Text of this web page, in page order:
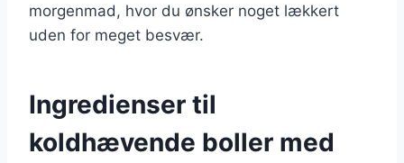
morgenmad, hvor du ønsker noget lækkert
uden for meget besvær.
Ingredienser til
koldhævende boller med